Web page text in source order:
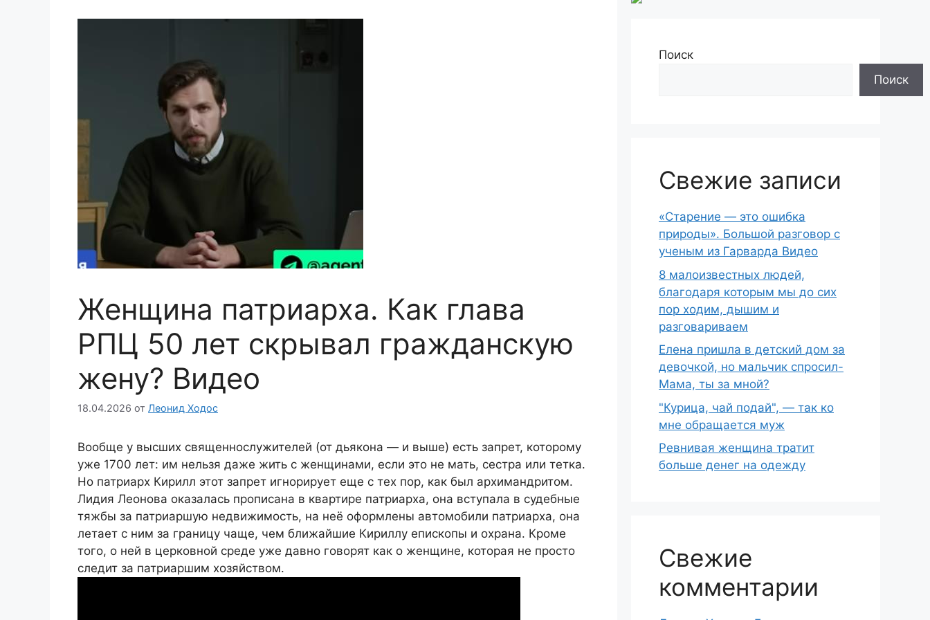
Женщина патриарха. Как глава
РПЦ 50 лет скрывал гражданскую
жену? Видео
18.04.2026 от Леонид Ходос
Вообще у высших священнослужителей (от дьякона — и выше) есть запрет, которому
уже 1700 лет: им нельзя даже жить с женщинами, если это не мать, сестра или тетка.
Но патриарх Кирилл этот запрет игнорирует еще с тех пор, как был архимандритом.
Лидия Леонова оказалась прописана в квартире патриарха, она вступала в судебные
тяжбы за патриаршую недвижимость, на неё оформлены автомобили патриарха, она
летает с ним за границу чаще, чем ближайшие Кириллу епископы и охрана. Кроме
того, о ней в церковной среде уже давно говорят как о женщине, которая не просто
следит за патриаршим хозяйством.
Поиск
Поиск
Свежие записи
«Старение — это ошибка
природы». Большой разговор с
ученым из Гарварда Видео
8 малоизвестных людей,
благодаря которым мы до сих
пор ходим, дышим и
разговариваем
Елена пришла в детский дом за
девочкой, но мальчик спросил-
Мама, ты за мной?
"Курица, чай подай", — так ко
мне обращается муж
Ревнивая женщина тратит
больше денег на одежду
Свежие
комментарии